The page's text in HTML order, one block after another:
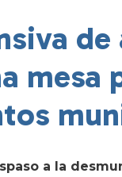
mesa
a la